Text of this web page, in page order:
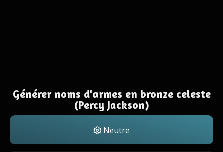
Générer noms d'armes en bronze celeste
(Percy Jackson)
Neutre